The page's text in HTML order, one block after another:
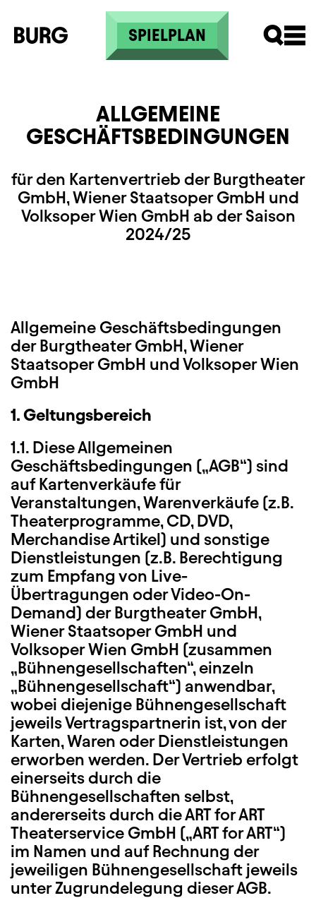
Direkt zum Inhalt
SPIELPLAN
ALLGEMEINE
GESCHÄFTSBEDINGUNGEN
für den Kartenvertrieb der Burgtheater
GmbH, Wiener Staatsoper GmbH und
Volksoper Wien GmbH ab der Saison
2024/25
Allgemeine Geschäftsbedingungen
der Burgtheater GmbH, Wiener
Staatsoper GmbH und Volksoper Wien
GmbH
1. Geltungsbereich
1.1. Diese Allgemeinen
Geschäftsbedingungen („AGB“) sind
auf Kartenverkäufe für
Veranstaltungen, Warenverkäufe (z.B.
Theaterprogramme, CD, DVD,
Merchandise Artikel) und sonstige
Dienstleistungen (z.B. Berechtigung
zum Empfang von Live-
Übertragungen oder Video-On-
Demand) der Burgtheater GmbH,
Wiener Staatsoper GmbH und
Volksoper Wien GmbH (zusammen
„Bühnengesellschaften“, einzeln
„Bühnengesellschaft“) anwendbar,
wobei diejenige Bühnengesellschaft
jeweils Vertragspartnerin ist, von der
Karten, Waren oder Dienstleistungen
erworben werden. Der Vertrieb erfolgt
einerseits durch die
Bühnengesellschaften selbst,
andererseits durch die ART for ART
Theaterservice GmbH („ART for ART“)
im Namen und auf Rechnung der
jeweiligen Bühnengesellschaft jeweils
unter Zugrundelegung dieser AGB.